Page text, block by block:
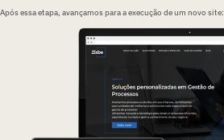
Após essa etapa, avançamos para a execução de um novo site: